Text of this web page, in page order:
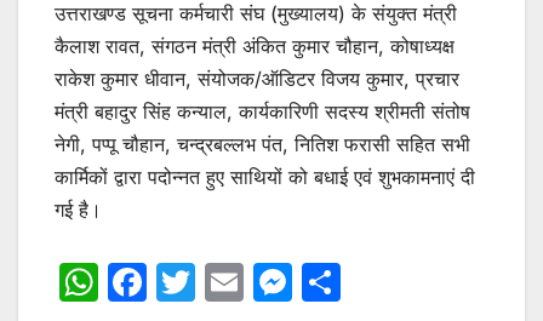
उत्तराखण्ड सूचना कर्मचारी संघ (मुख्यालय) के संयुक्त मंत्री
कैलाश रावत, संगठन मंत्री अंकित कुमार चौहान, कोषाध्यक्ष
राकेश कुमार धीवान, संयोजक/ऑडिटर विजय कुमार, प्रचार
मंत्री बहादुर सिंह कन्याल, कार्यकारिणी सदस्य श्रीमती संतोष
नेगी, पप्पू चौहान, चन्द्रबल्लभ पंत, नितिश फरासी सहित सभी
कार्मिकों द्वारा पदोन्नत हुए साथियों को बधाई एवं शुभकामनाएं दी
गई है।
W F
T
E
M